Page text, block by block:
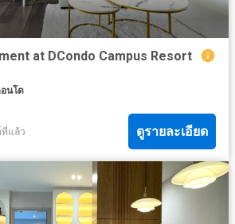
at DCondo Campus Resort
นโด
ที่แล้ว ดูรายละเอียด